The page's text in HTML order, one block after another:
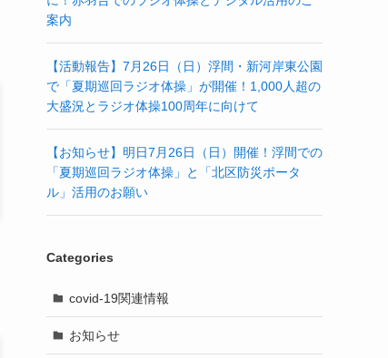
案内
【活動報告】7月26日（日）浮間・新河岸東公園
で「夏期巡回ラジオ体操」が開催！1,000人超の
大盛況とラジオ体操100周年に向けて
【お知らせ】明日7月26日（日）開催！浮間での
「夏期巡回ラジオ体操」と「北区防災ポータ
ル」活用のお願い
Categories
covid-19関連情報
お知らせ